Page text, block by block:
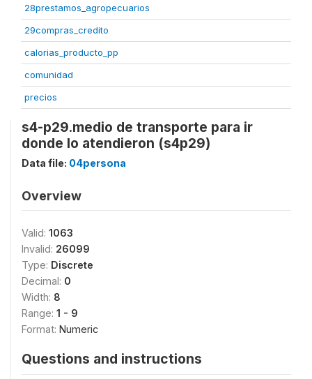
28prestamos_agropecuarios
29compras_credito
calorias_producto_pp
comunidad
precios
s4-p29.medio de transporte para ir
donde lo atendieron (s4p29)
Data file: 04persona
Overview
Valid: 1063
Invalid: 26099
Type: Discrete
Decimal: 0
Width: 8
Range: 1 - 9
Format: Numeric
Questions and instructions